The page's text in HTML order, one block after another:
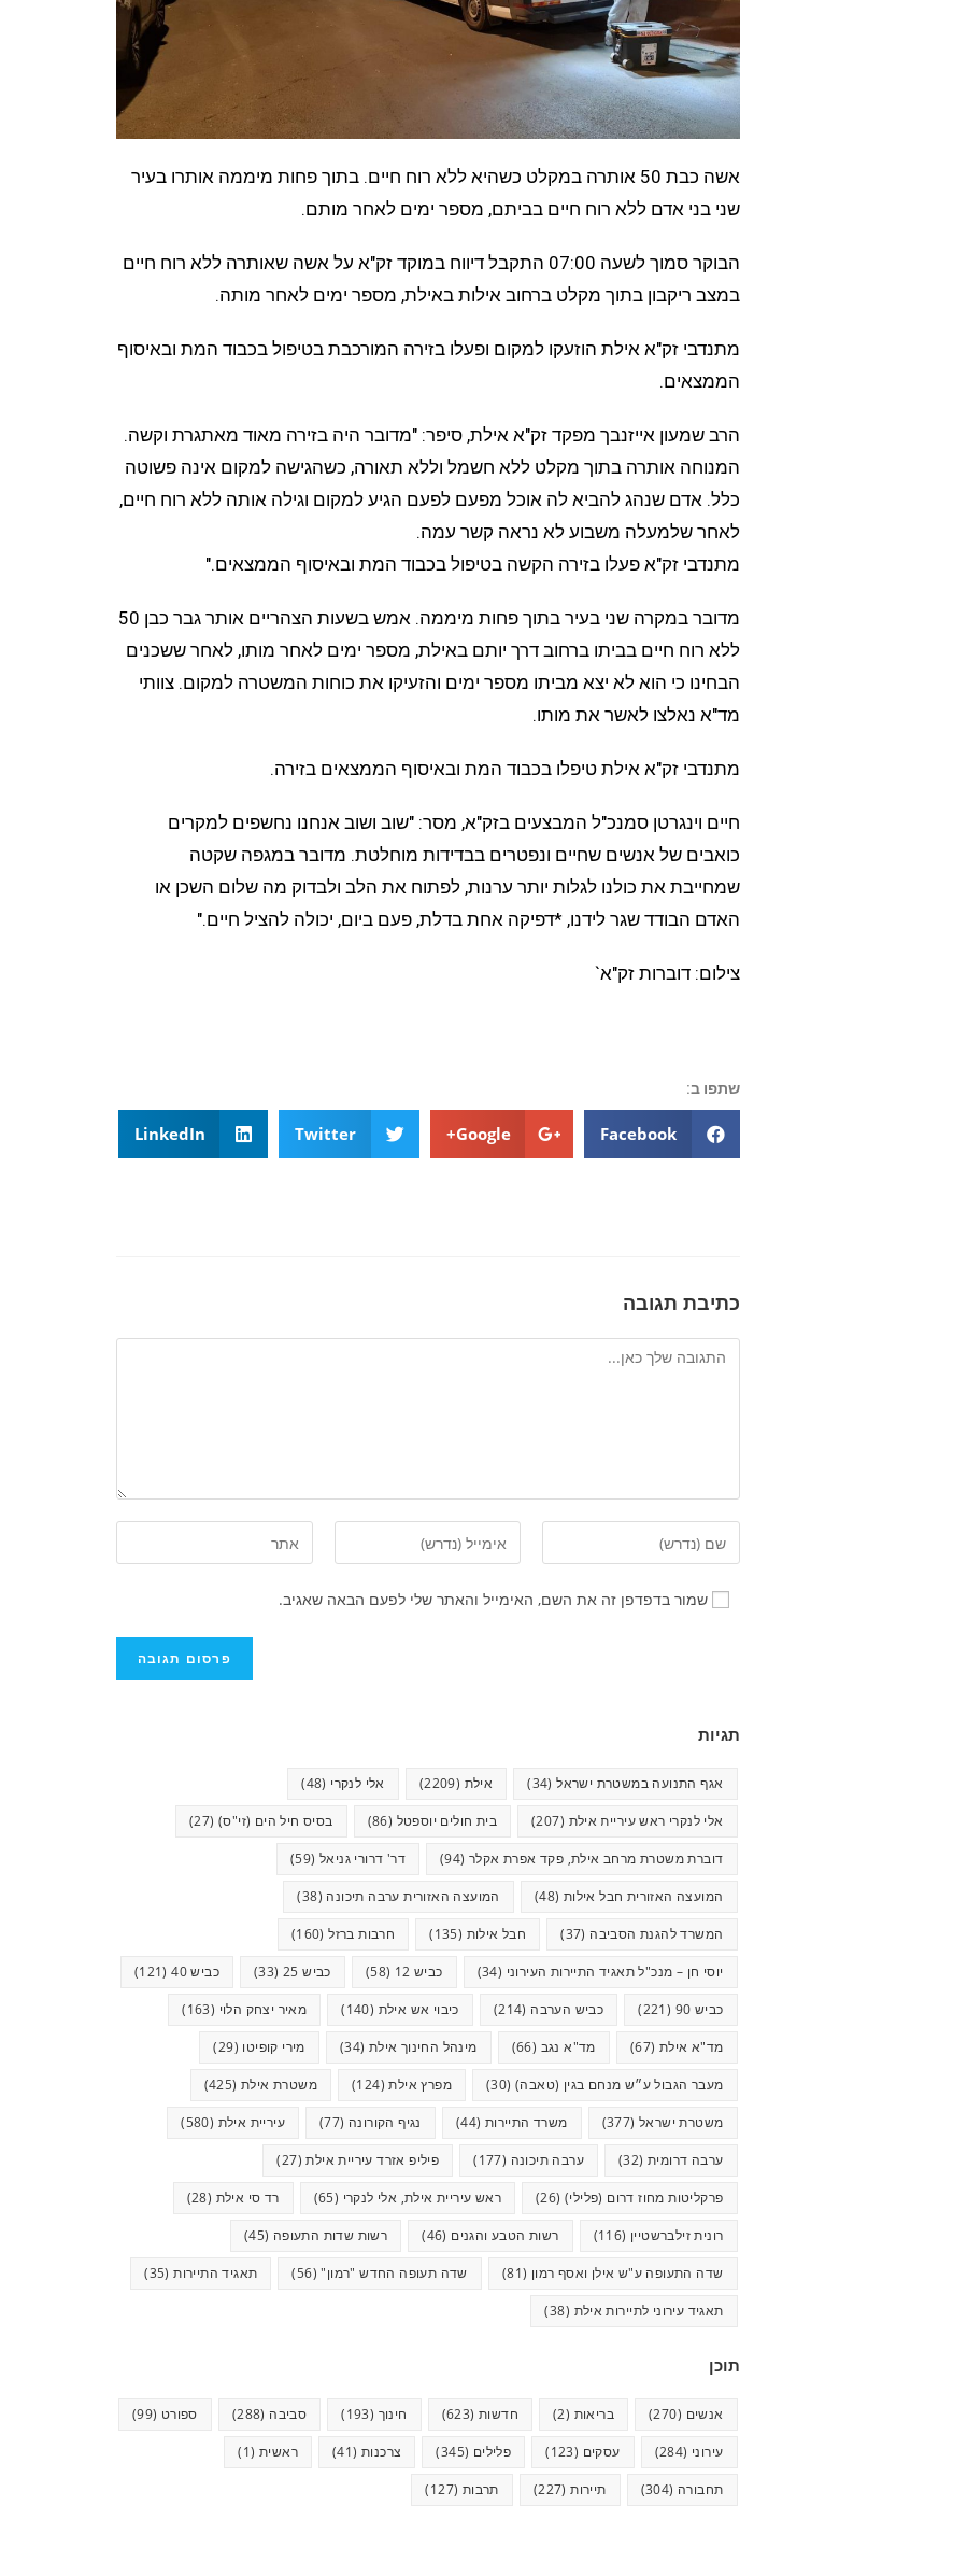
אשה כבת 50 אותרה במקלט כשהיא ללא רוח חיים. בתוך פחות מיממה אותרו בעיר
שני בני אדם ללא רוח חיים בביתם, מספר ימים לאחר מותם.
הבוקר סמוך לשעה 07:00 התקבל דיווח במוקד זק"א על אשה שאותרה ללא רוח חיים
במצב ריקבון בתוך מקלט ברחוב אילות באילת, מספר ימים לאחר מותה.
מתנדבי זק"א אילת הוזעקו למקום ופעלו בזירה המורכבת בטיפול בכבוד המת ובאיסוף
הממצאים.
הרב שמעון אייזנבך מפקד זק"א אילת, סיפר: "מדובר היה בזירה מאוד מאתגרת וקשה.
המנוחה אותרה בתוך מקלט ללא חשמל וללא תאורה, כשהגישה למקום אינה פשוטה
כלל. אדם שנהג להביא לה אוכל מפעם לפעם הגיע למקום וגילה אותה ללא רוח חיים,
לאחר שלמעלה משבוע לא נראה קשר עמה.
מתנדבי זק"א פעלו בזירה הקשה בטיפול בכבוד המת ובאיסוף הממצאים."
מדובר במקרה שני בעיר בתוך פחות מיממה. אמש בשעות הצהריים אותר גבר כבן 50
ללא רוח חיים בביתו ברחוב דרך יותם באילת, מספר ימים לאחר מותו, לאחר ששכנים
הבחינו כי הוא לא יצא מביתו מספר ימים והזעיקו את כוחות המשטרה למקום. צוותי
מד"א נאלצו לאשר את מותו.
מתנדבי זק"א אילת טיפלו בכבוד המת ובאיסוף הממצאים בזירה.
חיים וינגרטן סמנכ"ל המבצעים בזק"א, מסר: "שוב ושוב אנחנו נחשפים למקרים
כואבים של אנשים שחיים ונפטרים בבדידות מוחלטת. מדובר במגפה שקטה
שמחייבת את כולנו לגלות יותר ערנות, לפתוח את הלב ולבדוק מה שלום השכן או
האדם הבודד שגר לידנו, *דפיקה אחת בדלת, פעם ביום, יכולה להציל חיים."
צילום: דוברות זק"א`
שתפו ב:
Facebook
Google+
Twitter
LinkedIn
כתיבת תגובה
שמור בדפדפן זה את השם, האימייל והאתר שלי לפעם הבאה שאגיב.
תגיות
אגף התנועה במשטרת ישראל(34) אילת (2209) אלי לנקרי (48)
אלי לנקרי ראש עיריית אילת (207) בית חולים יוספטל (86) בסיס חיל הים (זי"ס)(27)
דוברת משטרת מרחב אילת, פקד אפרת אקלר(94) דר' דרורי גניאל(59)
המועצה האזורית חבל אילות (48) המועצה האזורית ערבה תיכונה (38)
המשרד להגנת הסביבה (37) חבל אילות (135) חרבות ברזל(160)
יוסי חן – מנכ"ל תאגיד התיירות העירוני (34) כביש 12 (58) כביש 25 (33) כביש 40 (121)
כביש 90 (221) כביש הערבה (214) כיבוי אש אילת (140) מאיר יצחק הלוי (163)
מד"א אילת (67) מד"א נגב (66) מינהל החינוך אילת (34) מירי קופיטו (29)
מעבר הגבול ע״ש מנחם בגין (טאבה)(30) מפרץ אילת(124) משטרת אילת(425)
משטרת ישראל(377) משרד התיירות (44) נגיף הקורונה (77) עיריית אילת (580)
ערבה דרומית(32) ערבה תיכונה (177) פיליפ אזרד עיריית אילת(27)
פרקליטות מחוז דרום (פלילי)(26) ראש עיריית אילת, אלי לנקרי (65) רד סי אילת (28)
רונית זילברשטיין (116) רשות הטבע והגנים (46) רשות שדות התעופה (45)
שדה התעופה ע"ש אילן ואסף רמון (81) שדה תעופה החדש "רמון"(56) תאגיד התיירות(35)
תאגיד עירוני לתיירות אילת (38)
תוכן
אנשים (270) בריאות (2) חדשות(623) חינוך (193) סביבה (288) ספורט (99)
עירוני (284) עסקים (123) פלילים (345) צרכנות(41) ראשית (1)
תחבורה (304) תיירות(227) תרבות (127)